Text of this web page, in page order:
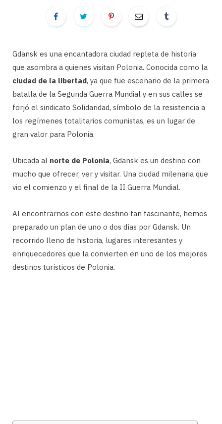
Gdansk es una encantadora ciudad repleta de historia
que asombra a quienes visitan Polonia. Conocida como la
ciudad de la libertad, ya que fue escenario de la primera
batalla de la Segunda Guerra Mundial y en sus calles se
forjó el sindicato Solidaridad, símbolo de la resistencia a
los regímenes totalitarios comunistas, es un lugar de
gran valor para Polonia.
Ubicada al norte de Polonia, Gdansk es un destino con
mucho que ofrecer, ver y visitar. Una ciudad milenaria que
vio el comienzo y el final de la II Guerra Mundial.
Al encontrarnos con este destino tan fascinante, hemos
preparado un plan de uno o dos días por Gdansk. Un
recorrido lleno de historia, lugares interesantes y
enriquecedores que la convierten en uno de los mejores
destinos turísticos de Polonia.